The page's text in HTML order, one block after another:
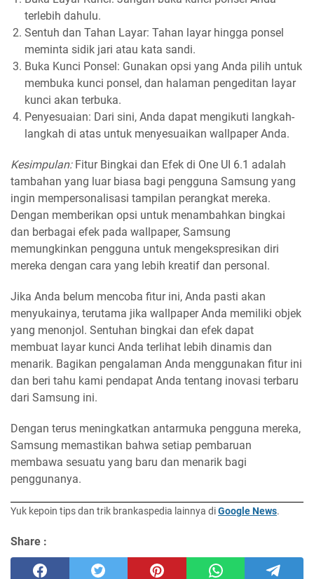
terlebih dahulu.
Sentuh dan Tahan Layar: Tahan layar hingga ponsel
meminta sidik jari atau kata sandi.
Buka Kunci Ponsel: Gunakan opsi yang Anda pilih untuk
membuka kunci ponsel, dan halaman pengeditan layar
kunci akan terbuka.
Penyesuaian: Dari sini, Anda dapat mengikuti langkah-
langkah di atas untuk menyesuaikan wallpaper Anda.
Kesimpulan:Fitur Bingkai dan Efek di One UI 6.1 adalah
tambahan yang luar biasa bagi pengguna Samsung yang
ingin mempersonalisasi tampilan perangkat mereka.
Dengan memberikan opsi untuk menambahkan bingkai
dan berbagai efek pada wallpaper, Samsung
memungkinkan pengguna untuk mengekspresikan diri
mereka dengan cara yang lebih kreatif dan personal.
Jika Anda belum mencoba fitur ini, Anda pasti akan
menyukainya, terutama jika wallpaper Anda memiliki objek
yang menonjol. Sentuhan bingkai dan efek dapat
membuat layar kunci Anda terlihat lebih dinamis dan
menarik. Bagikan pengalaman Anda menggunakan fitur ini
dan beri tahu kami pendapat Anda tentang inovasi terbaru
dari Samsung ini.
Dengan terus meningkatkan antarmuka pengguna mereka,
Samsung memastikan bahwa setiap pembaruan
membawa sesuatu yang baru dan menarik bagi
penggunanya.
Yuk kepoin tips dan trik brankaspedia lainnya diGoogle News.
Share :